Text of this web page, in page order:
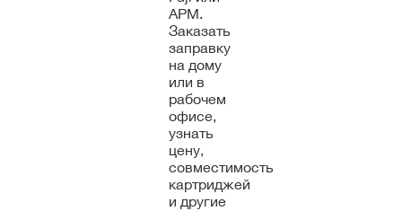
APM.
Заказать
заправку
на дому
или в
рабочем
офисе,
узнать
цену,
совместимость
картриджей
и другие